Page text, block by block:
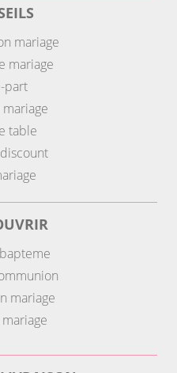
mariage
mariage
part
table
mariage